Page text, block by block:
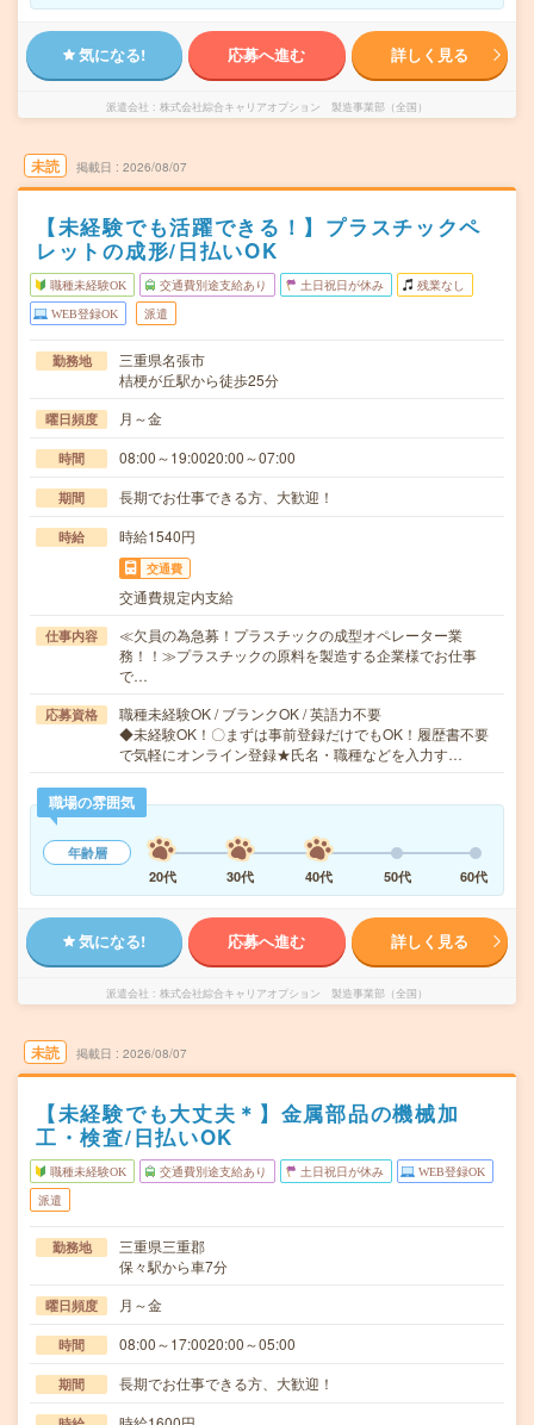
気になる! 応募へ進む 詳しく見る
派遣会社 株式会社綜合キャリアオプション 製造事業部（全国）
未読 掲載日 2026/08/07
【未経験でも活躍できる！】プラスチックペ
レットの成形/日払いOK
職種未経験OK 交通費別途支給あり 土日祝日が休み 残業なし
WEB登録OK 派遣
勤務地
三重県名張市
桔梗が丘駅から徒歩25分
曜日頻度 月～金
時間 08:00～19:0020:00～07:00
期間 長期でお仕事できる方、大歓迎！
時給 時給1540円
交通費
交通費規定内支給
仕事内容
≪欠員の為急募！プラスチックの成型オペレーター業
務！！≫プラスチックの原料を製造する企業様でお仕事
で…
応募資格
職種未経験OK / ブランクOK / 英語力不要
◆未経験OK！〇まずは事前登録だけでもOK！履歴書不要
で気軽にオンライン登録★氏名・職種などを入力す…
職場の雰囲気
年齢層
20代
30代 40代 50代 60代
気になる! 応募へ進む 詳しく見る
派遣会社 株式会社綜合キャリアオプション 製造事業部（全国）
未読 掲載日 2026/08/07
【未経験でも大丈夫＊】金属部品の機械加
工・検査/日払いOK
職種未経験OK 交通費別途支給あり 土日祝日が休み WEB登録OK
派遣
勤務地
三重県三重郡
保々駅から車7分
曜日頻度 月～金
時間 08:00～17:0020:00～05:00
期間 長期でお仕事できる方、大歓迎！